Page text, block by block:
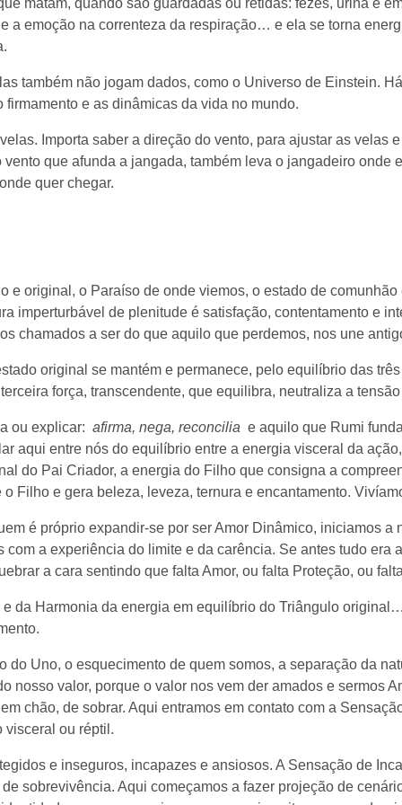
matam, quando são guardadas ou retidas: fezes, urina e
a emoção na correnteza da respiração… e ela se torna
também não jogam dados, como o Universo de Einstein.
e as dinâmicas da vida no mundo.
Importa saber a direção do vento, para ajustar as velas
que afunda a jangada, também leva o jangadeiro onde
quer chegar.
e original, o Paraíso de onde viemos, o estado de
imperturbável de plenitude é satisfação, contentamento e
chamados a ser do que aquilo que perdemos, nos une
original se mantém e permanece, pelo equilíbrio das
força, transcendente, que equilibra, neutraliza a
ou explicar: afirma, nega, reconcilia e aquilo que Rumi
aqui entre nós do equilíbrio entre a energia visceral da
do Pai Criador, a energia do Filho que consigna a
Filho e gera beleza, leveza, ternura e encantamento.
é próprio expandir-se por ser Amor Dinâmico, iniciamos
a experiência do limite e da carência. Se antes tudo era
a cara sentindo que falta Amor, ou falta Proteção, ou
da Harmonia da energia em equilíbrio do Triângulo
Uno, o esquecimento de quem somos, a separação da
nosso valor, porque o valor nos vem der amados e sermos
chão, de sobrar. Aqui entramos em contato com a
visceral ou réptil.
e inseguros, incapazes e ansiosos. A Sensação de
sobrevivência. Aqui começamos a fazer projeção de